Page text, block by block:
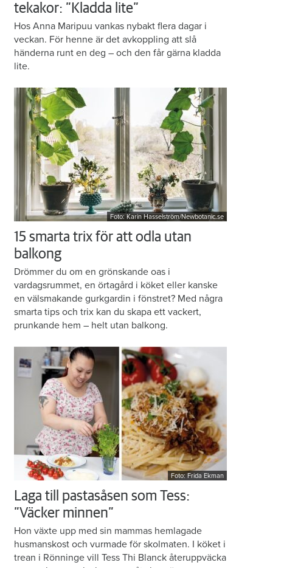
tekakor: ”Kladda lite”
Hos Anna Maripuu vankas nybakt flera dagar i
veckan. För henne är det avkoppling att slå
händerna runt en deg – och den får gärna kladda
lite.
Foto: Karin Hasselström/Newbotanic.se
15 smarta trix för att odla utan
balkong
Drömmer du om en grönskande oas i
vardagsrummet, en örtagård i köket eller kanske
en välsmakande gurkgardin i fönstret? Med några
smarta tips och trix kan du skapa ett vackert,
prunkande hem – helt utan balkong.
Foto: Frida Ekman
Laga till pastasåsen som Tess:
”Väcker minnen”
Hon växte upp med sin mammas hemlagade
husmanskost och vurmade för skolmaten. I köket i
trean i Rönninge vill Tess Thi Blanck återuppväcka